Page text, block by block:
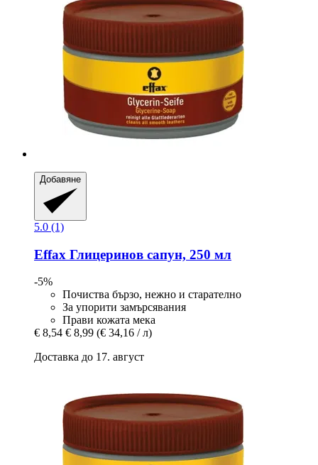
Добавяне
5.0 (1)
Effax Глицеринов сапун, 250 мл
-5%
Почиства бързо, нежно и старателно
За упорити замърсявания
Прави кожата мека
€ 8,54 € 8,99 (€ 34,16 / л)
Доставка до 17. август